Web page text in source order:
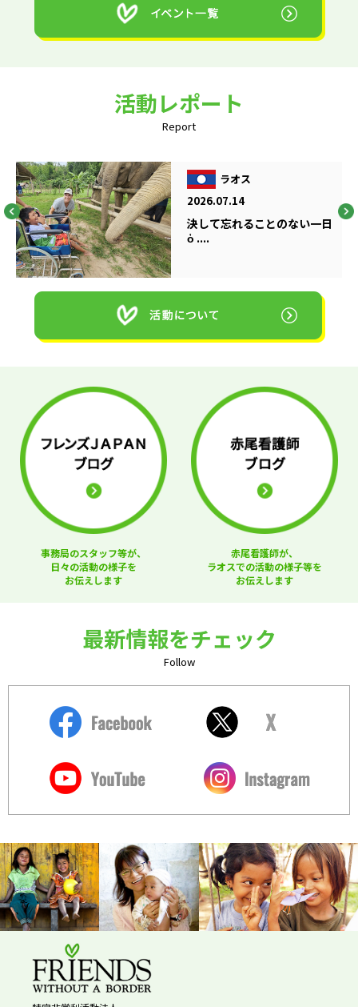
活動レポート
Report
ラオス
2026.07.14
決して忘れることのない一日
ὁ ....
事務局のスタッフ等が、
日々の活動の様子を
お伝えします
赤尾看護師が、
ラオスでの活動の様子等を
お伝えします
最新情報をチェック
Follow